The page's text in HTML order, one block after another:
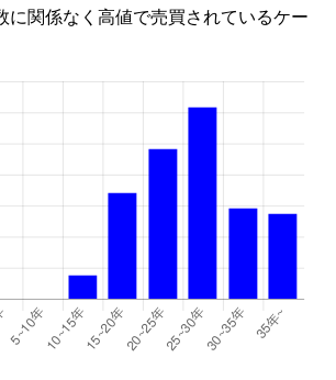
に関係なく高値で売買されているケー